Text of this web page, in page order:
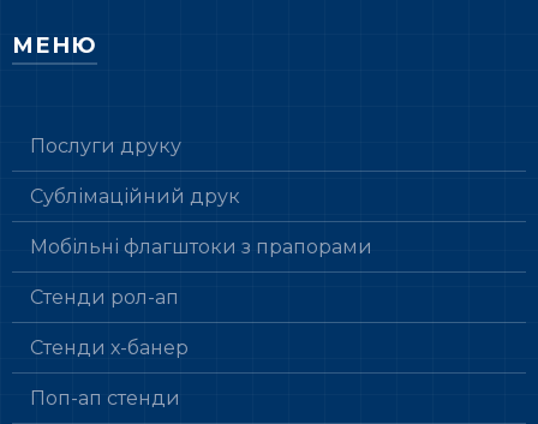
МЕНЮ
Послуги друку
Сублімаційний друк
Мобільні флагштоки з прапорами
Стенди рол-ап
Стенди х-банер
Поп-ап стенди